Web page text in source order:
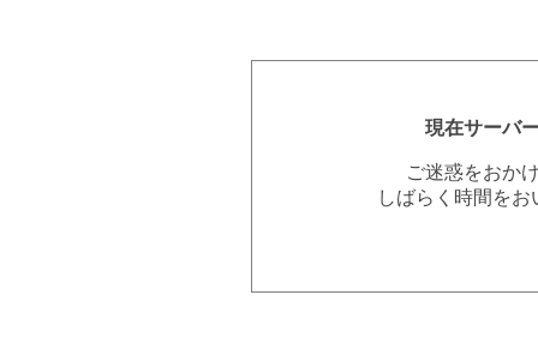
現在サーバ
ご迷惑をおか
しばらく時間を